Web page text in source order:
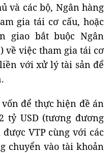
và các bộ, Ngân hàng
gia tái cơ cấu, hoặc
giao bắt buộc Ngân
về việc tham gia tái cơ
với xử lý tài sản để
để thực hiện đề án
tỷ USD (tương đương
VTP cùng với các
chuyển vào tài khoản